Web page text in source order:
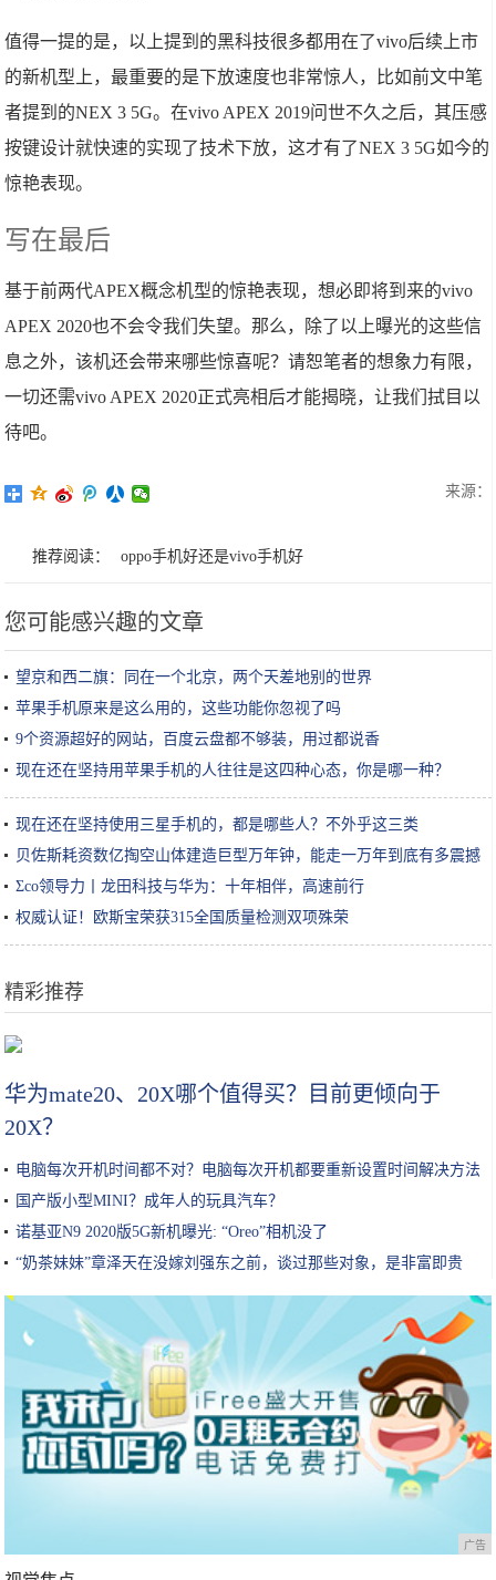
值得一提的是，以上提到的黑科技很多都用在了vivo后续上市
的新机型上，最重要的是下放速度也非常惊人，比如前文中笔
者提到的NEX 3 5G。在vivo APEX 2019问世不久之后，其压感
按键设计就快速的实现了技术下放，这才有了NEX 3 5G如今的
惊艳表现。
写在最后
基于前两代APEX概念机型的惊艳表现，想必即将到来的vivo
APEX 2020也不会令我们失望。那么，除了以上曝光的这些信
息之外，该机还会带来哪些惊喜呢？请恕笔者的想象力有限，
一切还需vivo APEX 2020正式亮相后才能揭晓，让我们拭目以
待吧。
来源：
推荐阅读： oppo手机好还是vivo手机好
您可能感兴趣的文章
望京和西二旗：同在一个北京，两个天差地别的世界
苹果手机原来是这么用的，这些功能你忽视了吗
9个资源超好的网站，百度云盘都不够装，用过都说香
现在还在坚持用苹果手机的人往往是这四种心态，你是哪一种？
现在还在坚持使用三星手机的，都是哪些人？不外乎这三类
贝佐斯耗资数亿掏空山体建造巨型万年钟，能走一万年到底有多震撼
Σco领导力丨龙田科技与华为：十年相伴，高速前行
权威认证！欧斯宝荣获315全国质量检测双项殊荣
精彩推荐
华为mate20、20X哪个值得买？目前更倾向于
20X？
电脑每次开机时间都不对？电脑每次开机都要重新设置时间解决方法
国产版小型MINI？成年人的玩具汽车？
诺基亚N9 2020版5G新机曝光: “Oreo”相机没了
“奶茶妹妹”章泽天在没嫁刘强东之前，谈过那些对象，是非富即贵
广告